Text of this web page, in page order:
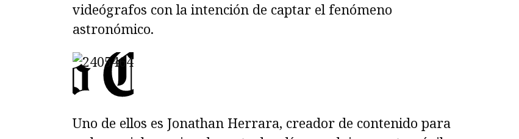
videógrafos con la intención de captar el fenómeno
astronómico.
Uno de ellos es Jonathan Herrara, creador de contenido para